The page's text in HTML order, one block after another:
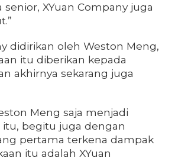
senior, XYuan Company juga
didirikan oleh Weston Meng,
itu diberikan kepada
akhirnya sekarang juga
Meng saja menjadi
itu, begitu juga dengan
pertama terkena dampak
itu adalah XYuan